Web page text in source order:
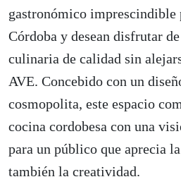
gastronómico imprescindible
Córdoba y desean disfrutar
culinaria de calidad sin
AVE. Concebido con un
cosmopolita, este espacio
cocina cordobesa con una
para un público que aprecia
también la creatividad.